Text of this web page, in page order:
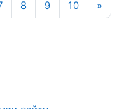
6
Сторінка 7
8Сторінка 8
9Сторінка 9
10 »